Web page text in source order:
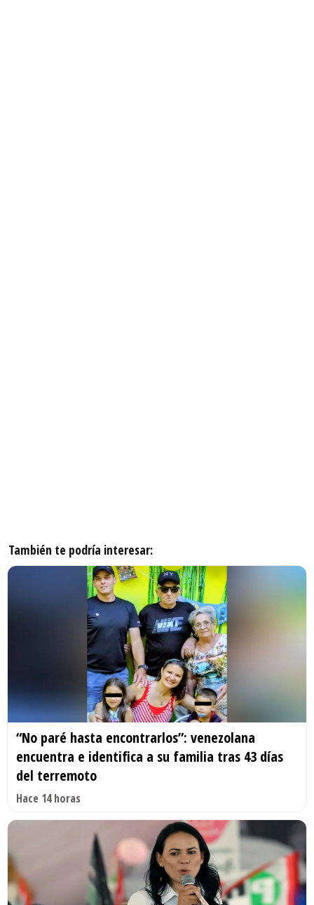
También te podría interesar:
“No paré hasta encontrarlos”: venezolana
encuentra e identifica a su familia tras 43 días
del terremoto
Hace 14 horas